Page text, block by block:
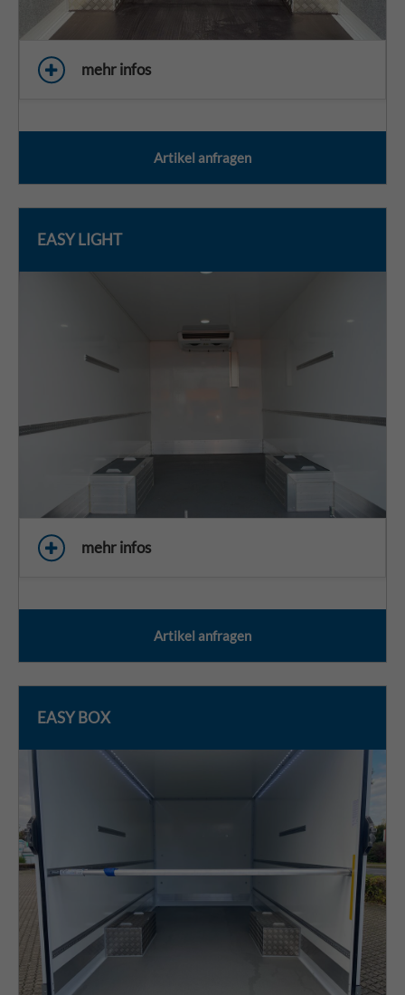
mehr infos
Artikel anfragen
EASY LIGHT
mehr infos
Artikel anfragen
EASY BOX